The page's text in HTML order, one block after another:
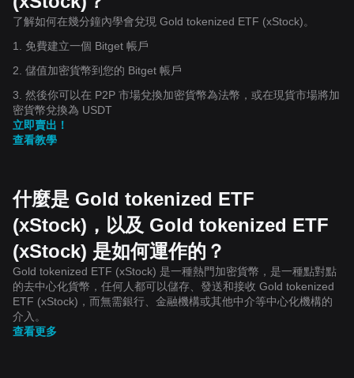
了解如何在幾分鐘內學會兌現 Gold tokenized ETF (xStock)。
1. 免費建立一個 Bitget 帳戶
2. 儲值加密貨幣到您的 Bitget 帳戶
3. 然後你可以在 P2P 市場兌換加密貨幣為法幣，或在現貨市場將加
密貨幣兌換為 USDT
立即賣出！
查看教學
什麼是 Gold tokenized ETF
(xStock)，以及 Gold tokenized ETF
(xStock) 是如何運作的？
Gold tokenized ETF (xStock) 是一種熱門加密貨幣，是一種點對點
的去中心化貨幣，任何人都可以儲存、發送和接收 Gold tokenized
ETF (xStock)，而無需銀行、金融機構或其他中介等中心化機構的
介入。
查看更多